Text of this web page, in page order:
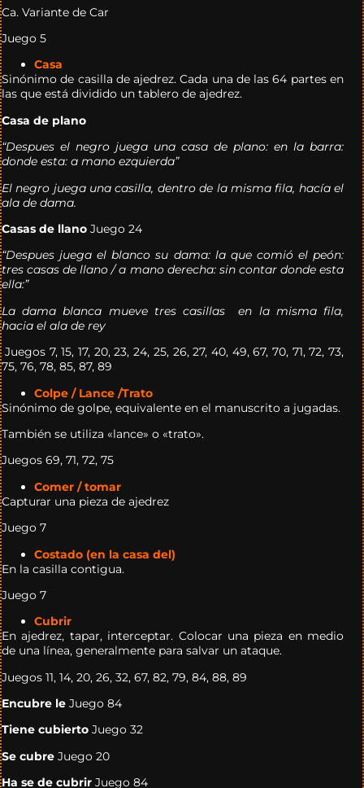
Ca. Variante de Car
Juego 5
Casa
Sinónimo de casilla de ajedrez. Cada una de las 64 partes en
las que está dividido un tablero de ajedrez.
Casa de plano
“Despues el negro juega una casa de plano: en la barra:
donde esta: a mano ezquierda”
El negro juega una casilla, dentro de la misma fila, hacía el
ala de dama.
Casas de llano Juego 24
“Despues juega el blanco su dama: la que comió el peón:
tres casas de llano / a mano derecha: sin contar donde esta
ella:”
La dama blanca mueve tres casillas en la misma fila,
hacia el ala de rey
Juegos 7, 15, 17, 20, 23, 24, 25, 26, 27, 40, 49, 67, 70, 71, 72, 73,
75, 76, 78, 85, 87, 89
Colpe / Lance /Trato
Sinónimo de golpe, equivalente en el manuscrito a jugadas.
También se utiliza «lance» o «trato».
Juegos 69, 71, 72, 75
Comer / tomar
Capturar una pieza de ajedrez
Juego 7
Costado (en la casa del)
En la casilla contigua.
Juego 7
Cubrir
En ajedrez, tapar, interceptar. Colocar una pieza en medio
de una línea, generalmente para salvar un ataque.
Juegos 11, 14, 20, 26, 32, 67, 82, 79, 84, 88, 89
Encubre le Juego 84
Tiene cubierto Juego 32
Se cubre Juego 20
Ha se de cubrir Juego 84